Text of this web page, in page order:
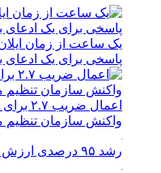
پاسخی برای یک ادعای
اعمال
واکنش سازمان تنظیم
رشد ۹۵ درصدی ارزش معاملات بورس‌های کالایی